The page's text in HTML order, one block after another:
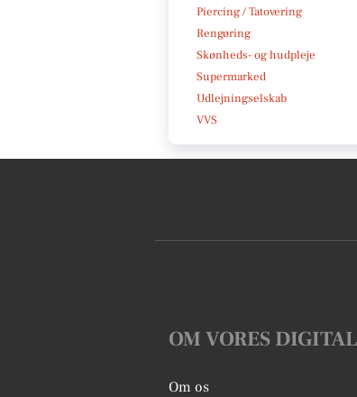
Piercing / Tatovering
Rengøring
Skønheds- og hudpleje
Supermarked
Udlejningselskab
VVS
OM VORES DIGITAL
Om os